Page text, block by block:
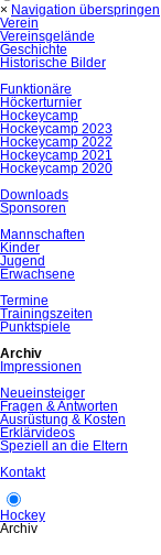
× Navigation überspringen
Verein
Vereinsgelände
Geschichte
Historische Bilder
Funktionäre
Höckerturnier
Hockeycamp
Hockeycamp 2023
Hockeycamp 2022
Hockeycamp 2021
Hockeycamp 2020
Downloads
Sponsoren
Mannschaften
Kinder
Jugend
Erwachsene
Termine
Trainingszeiten
Punktspiele
Archiv
Impressionen
Neueinsteiger
Fragen & Antworten
Ausrüstung & Kosten
Erklärvideos
Speziell an die Eltern
Kontakt
Hockey
Archiv